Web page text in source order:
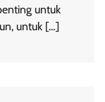
untuk
untuk […]